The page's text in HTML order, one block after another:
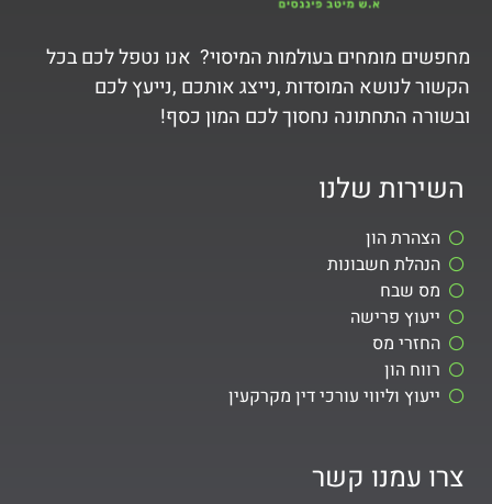
מחפשים מומחים בעולמות המיסוי? אנו נטפל לכם בכל
הקשור לנושא המוסדות ,נייצג אותכם ,נייעץ לכם
ובשורה התחתונה נחסוך לכם המון כסף!
השירות שלנו
הצהרת הון
הנהלת חשבונות
מס שבח
ייעוץ פרישה
החזרי מס
רווח הון
ייעוץ וליווי עורכי דין מקרקעין
צרו עמנו קשר